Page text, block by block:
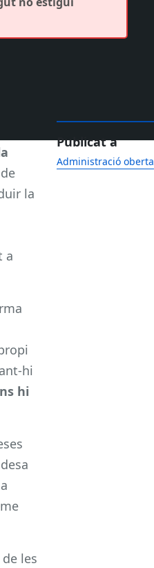
la
a
hi
hi
les
Publicat a
Administració oberta